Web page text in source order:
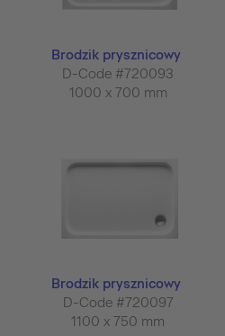
Brodzik prysznicowy
D-Code #720093
1000 x 700 mm
Brodzik prysznicowy
D-Code #720097
1100 x 750 mm